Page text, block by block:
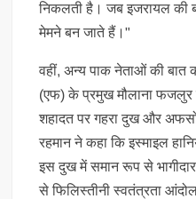
निकलती है। जब इजरायल की
मेमने बन जाते हैं।"
वहीं, अन्य पाक नेताओं की बात
(एफ) के प्रमुख मौलाना फजलुर
शहादत पर गहरा दुख और
रहमान ने कहा कि इस्माइल
इस दुख में समान रूप से भागीदार
से फिलिस्तीनी स्वतंत्रता